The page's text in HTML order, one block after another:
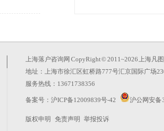
，且符合基
为两步：首
上海落户咨询网 CopyRight © 2011~2026 上海凡
地址：上海市徐汇区虹桥路777号汇京国际广场
服务热线：13671738356
备案号： 沪ICP备12009839号-42 沪公网安备
版权申明 免责声明 举报投诉